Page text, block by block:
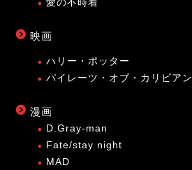
愛の不時着
映画
ハリー・ポッター
パイレーツ・オブ・カリビアン
漫画
D.Gray-man
Fate/stay night
MAD